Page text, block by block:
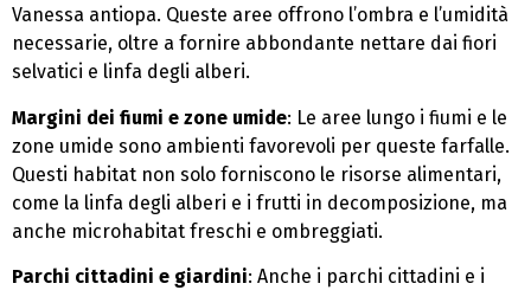
Vanessa antiopa. Queste aree offrono l’ombra e l’umidità
necessarie, oltre a fornire abbondante nettare dai fiori
selvatici e linfa degli alberi.
Margini dei fiumi e zone umide: Le aree lungo i fiumi e le
zone umide sono ambienti favorevoli per queste farfalle.
Questi habitat non solo forniscono le risorse alimentari,
come la linfa degli alberi e i frutti in decomposizione, ma
anche microhabitat freschi e ombreggiati.
Parchi cittadini e giardini: Anche i parchi cittadini e i